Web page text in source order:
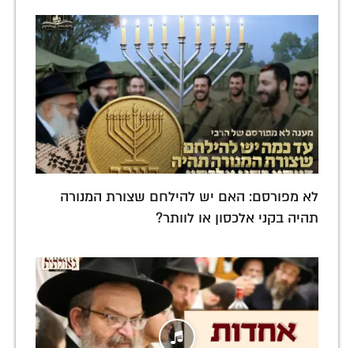
לא מפורסם: האם יש להילחם שצורת המנורה
תהיה בקני אלכסון או לוותר?